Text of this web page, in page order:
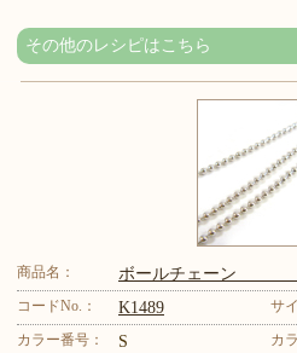
その他のレシピはこちら
商品名： ボールチェーン
コードNo.： K1489 サ
カラー番号： S カ